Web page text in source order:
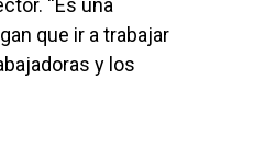
que ir a trabajar
y los